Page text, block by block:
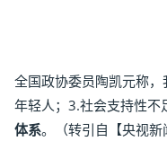
全国政协委员陶凯元称
年轻人；3.社会支持性不
体系。（转引自【央视新